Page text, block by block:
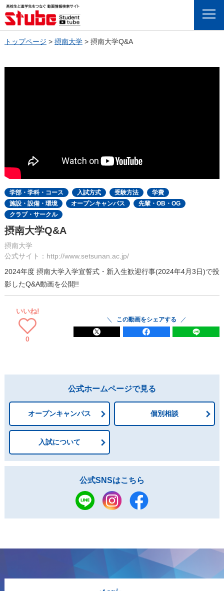
Menu
トップページ > 摂南大学> 摂南大学Q&A
学部・学科・コース 入試方式 受験方法
学費
施設・設備・環境
オープンキャンパス
先輩・OB・OG
クラブ・サークル
摂南大学Q&A
摂南大学
公式サイト：http://www.setsunan.ac.jp/
2024年度 摂南大学入学宣誓式・新入生歓迎行事(2024年4月3日)で投
影したQ&A動画を公開!!
いいね!
0
この動画をシェアする
公式ホームページで見る
オープンキャンパス 個別相談
入試について
公式SNSはこちら